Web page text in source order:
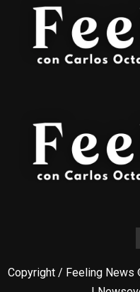
Copyright / Feeling News